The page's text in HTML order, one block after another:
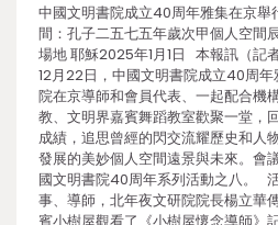
中國文明書院成立40周年雅集在京舉
間：孔子二五七五年歲次甲個人空
場地 耶穌2025年1月1日 本報訊（記
12月22日，中國文明書院成立40周
院在京導師和會員代表、一起配合機
教、文明界嘉賓舞蹈教室歡聚一堂，
成績，追思曾經的閃交流耀歷史和人
發展的美妙個人空間遠景與未來。會
國文明書院40周年系列活動之八。
事、導師，北年夜文研院院長楊立華
賓小樹屋觀看了《小樹屋懷念導師》